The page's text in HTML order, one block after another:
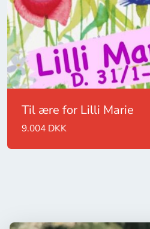
Til ære for Lilli Marie
9.004 DKK